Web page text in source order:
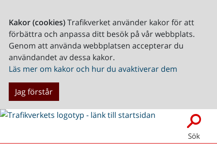
Kakor (cookies)Trafikverket använder kakor för att
förbättra och anpassa ditt besök på vår webbplats.
Genom att använda webbplatsen accepterar du
användandet av dessa kakor.
Läs mer om kakor och hur du avaktiverar dem
Jag förstår
Sök